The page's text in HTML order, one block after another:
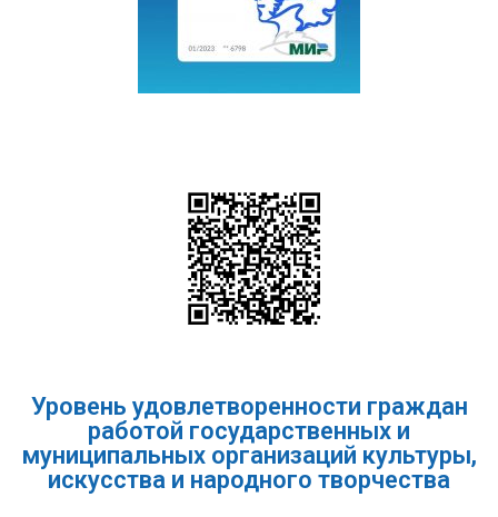
Уровень удовлетворенности граждан
работой государственных и
муниципальных организаций культуры,
искусства и народного творчества